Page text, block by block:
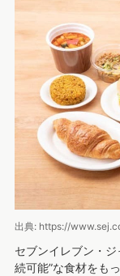
出典: https://
セブンイレブン・
続可能”な食材をも